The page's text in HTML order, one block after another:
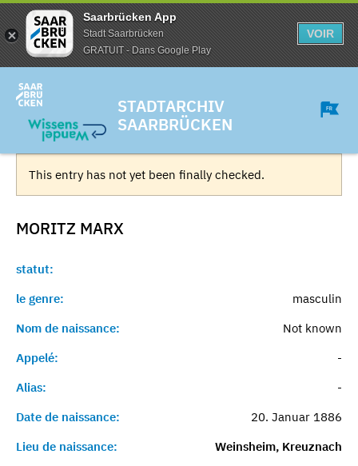
Saarbrücken App
Stadt Saarbrücken
GRATUIT - Dans Google Play
VOIR
STADTARCHIV
SAARBRÜCKEN
This entry has not yet been finally checked.
MORITZ MARX
statut:
le genre:
masculin
Nom de naissance:
Not known
Appelé:
-
Alias:
-
Date de naissance:
20. Januar 1886
Lieu de naissance:
Weinsheim, Kreuznach